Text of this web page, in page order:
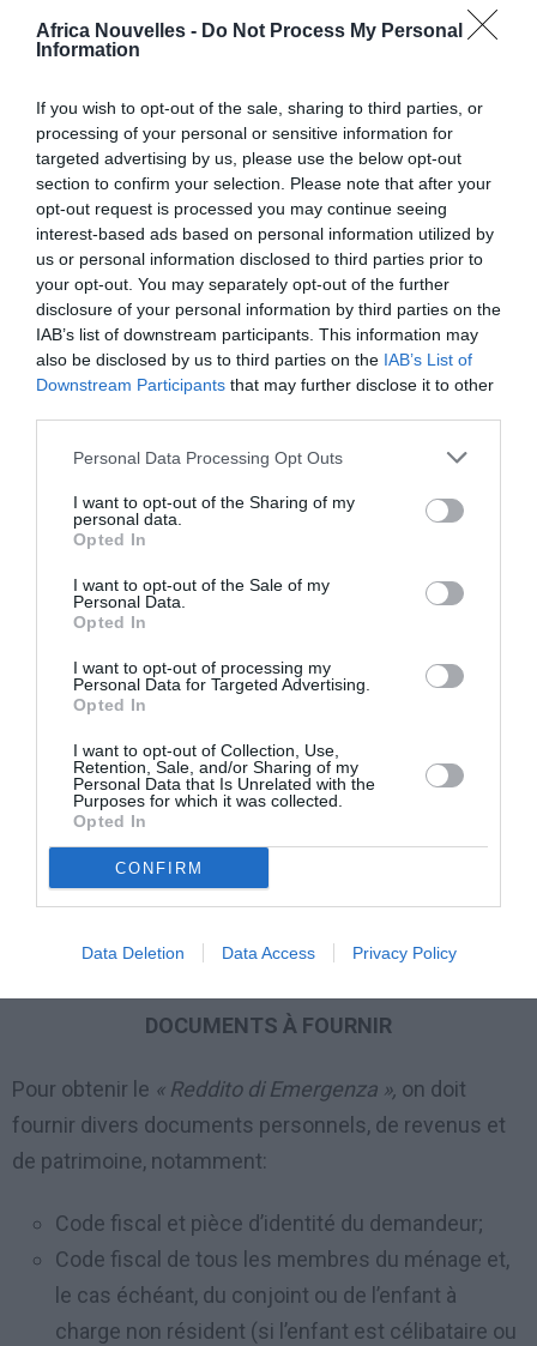
Africa Nouvelles - Do Not Process My Personal
Information
If you wish to opt-out of the sale, sharing to third parties, or
processing of your personal or sensitive information for
targeted advertising by us, please use the below opt-out
section to confirm your selection. Please note that after your
opt-out request is processed you may continue seeing
interest-based ads based on personal information utilized by
us or personal information disclosed to third parties prior to
your opt-out. You may separately opt-out of the further
disclosure of your personal information by third parties on the
IAB’s list of downstream participants. This information may
also be disclosed by us to third parties on the IAB’s List of
Downstream Participants that may further disclose it to other
Personal Data Processing Opt Outs
I want to opt-out of the Sharing of my
personal data.
Opted In
I want to opt-out of the Sale of my
Personal Data.
Opted In
I want to opt-out of processing my
Personal Data for Targeted Advertising.
Opted In
I want to opt-out of Collection, Use,
Retention, Sale, and/or Sharing of my
Personal Data that Is Unrelated with the
Purposes for which it was collected.
Opted In
CONFIRM
Data Deletion Data Access Privacy Policy
dessus devaient être respectés) sont notamment:
percepteur de « Reddito di cittadinanza »(Revenu
de citoyen);
percepteur d’une autre subvention prévue par le
Décret « Cura Italia », comme le« Bonus 600
euro »( prime de 600 euros pour les travailleurs
indépendants);
etre à la retraite;
etre détenu ou hospitalisé dans des structures et
établissements de long séjour aux frais de l’État.
DEMANDE
Avant de pouvoir demander un revenu d’urgence, il
faudra vérifier l’ISEE.
RAPPEL:Pour obtenir l’ISEE 2020, on doit remplir la
de Substitution), un document dans lequel figurent
toutes les informations nécessaires pour décrire la
situation économique réelle du ménage.
L’ISEE peut être demandé soit en ligne, sur le site de
l’INPS (Institut National de Prévoyance Sociale) ou sur
celui de l’administration fiscale, soit avec l’aide d’un
professionnel.
DOCUMENTS À FOURNIR
Pour obtenir le « Reddito di Emergenza », on doit
fournir divers documents personnels, de revenus et
de patrimoine, notamment:
Code fiscal et pièce d’identité du demandeur;
Code fiscal de tous les membres du ménage et,
le cas échéant, du conjoint ou de l’enfant à
charge non résident (si l’enfant est célibataire ou